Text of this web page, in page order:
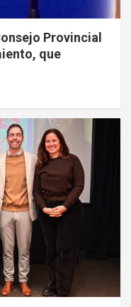
Provincial
que